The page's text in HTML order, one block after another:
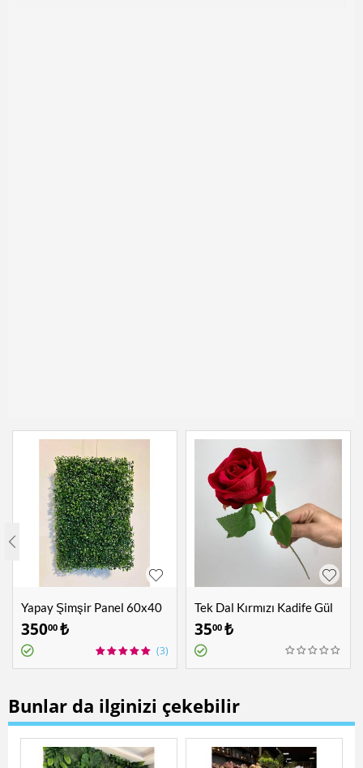
Yapay Şimşir Panel 60x40
cm
35000 ₺
(3)
Tek Dal Kırmızı Kadife Gül
3500 ₺
Bunlar da ilginizi çekebilir